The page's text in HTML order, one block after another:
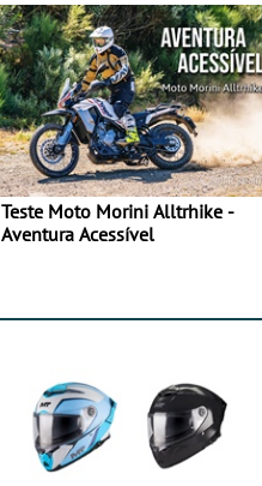
Teste Moto Morini Alltrhike -
Aventura Acessível